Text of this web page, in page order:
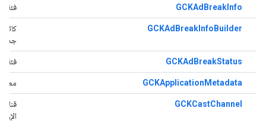
GCKAdBreakInfo فئة
GCKAdBreakInfoBuilder
كائن
GCKAdBreakStatus فئة
GCKApplicationMetadata
GCKCastChannel
قناة